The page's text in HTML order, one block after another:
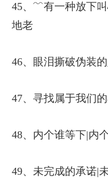
45、﹌有一种放下
地老
46、眼泪撕破伪装
47、寻找属于我们
48、内个谁等下|内
49、未完成的承诺|